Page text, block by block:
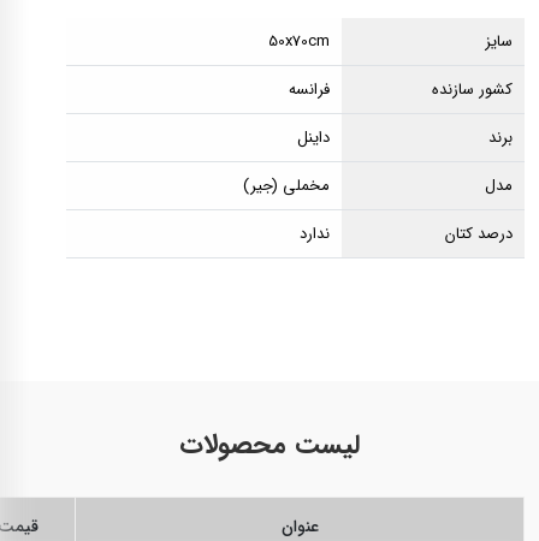
سایز
50x70cm
کشور سازنده
فرانسه
برند
داینل
مدل
مخملی (جیر)
درصد کتان
ندارد
لیست محصولات
عنوان